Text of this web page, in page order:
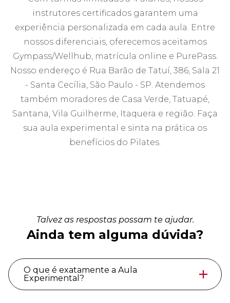
instrutores certificados garantem uma
experiência personalizada em cada aula. Entre
nossos diferenciais, oferecemos aceitamos
Gympass/Wellhub, matrícula online e PurePass.
Nosso endereço é Rua Barão de Tatuí, 386, Sala 21
- Santa Cecília, São Paulo - SP. Atendemos
também moradores de Casa Verde, Tatuapé,
Santana, Vila Guilherme, Itaquera e região. Faça
sua aula experimental e sinta na prática os
benefícios do Pilates.
Talvez as respostas possam te ajudar.
Ainda tem alguma dúvida?
O que é exatamente a Aula
Experimental?